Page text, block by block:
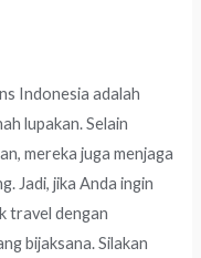
Indonesia adalah
lupakan. Selain
mereka juga menjaga
Jadi, jika Anda ingin
travel dengan
bijaksana. Silakan